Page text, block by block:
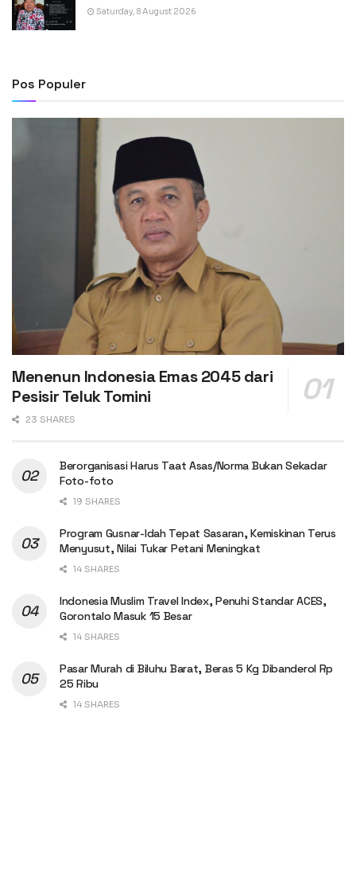
Saturday, 8 August 2026
Pos Populer
Menenun Indonesia Emas 2045 dari
Pesisir Teluk Tomini
23 SHARES
Berorganisasi Harus Taat Asas/Norma Bukan Sekadar
Foto-foto
19 SHARES
Program Gusnar-Idah Tepat Sasaran, Kemiskinan Terus
Menyusut, Nilai Tukar Petani Meningkat
14 SHARES
Indonesia Muslim Travel Index, Penuhi Standar ACES,
Gorontalo Masuk 15 Besar
14 SHARES
Pasar Murah di Biluhu Barat, Beras 5 Kg Dibanderol Rp
25 Ribu
14 SHARES